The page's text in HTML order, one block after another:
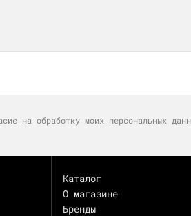
на обработку моих персональных
Каталог
О магазине
Бренды